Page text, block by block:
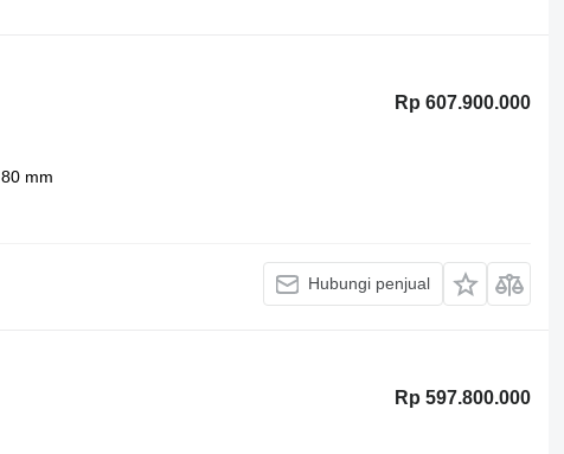
Rp 607.900.000
80 mm
Hubungi penjual
Rp 597.800.000